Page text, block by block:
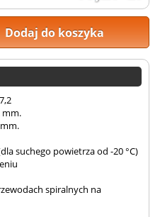
Dodaj do koszyka
mm.
suchego powietrza od -20 °C)
spiralnych na